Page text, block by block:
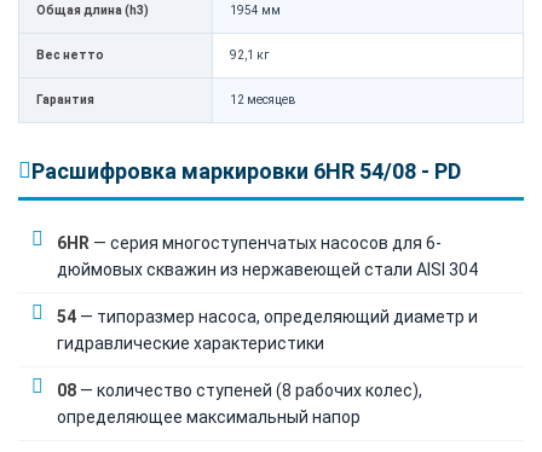
Общая длина (h3) 1954 мм
Вес нетто 92,1 кг
Гарантия 12 месяцев
Расшифровка маркировки 6HR 54/08 - PD
6HR — серия многоступенчатых насосов для 6-
дюймовых скважин из нержавеющей стали AISI 304
54 — типоразмер насоса, определяющий диаметр и
гидравлические характеристики
08 — количество ступеней (8 рабочих колес),
определяющее максимальный напор